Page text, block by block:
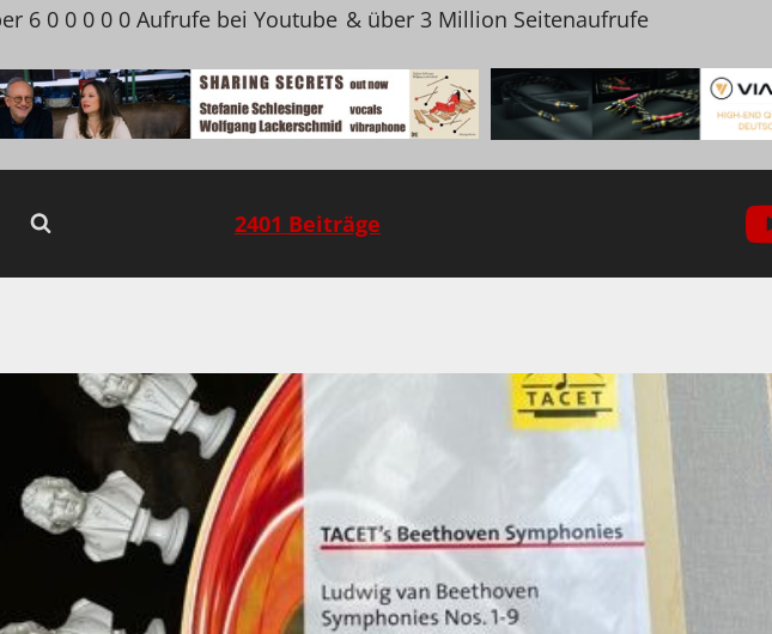
6 0 0 0 0 0 Aufrufe bei Youtube & über 3 Million Seitenaufrufe
2401 Beiträge